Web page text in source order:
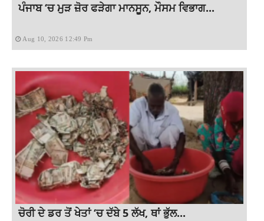
ਪੰਜਾਬ ‘ਚ ਮੁੜ ਜ਼ੋਰ ਫੜੇਗਾ ਮਾਨਸੂਨ, ਮੌਸਮ ਵਿਭਾਗ...
Aug 10, 2026 12:49 Pm
ਚੋਰੀ ਦੇ ਡਰ ਤੋਂ ਖੇਤਾਂ ‘ਚ ਦੱਬੇ 5 ਲੱਖ, ਥਾਂ ਭੁੱਲ...